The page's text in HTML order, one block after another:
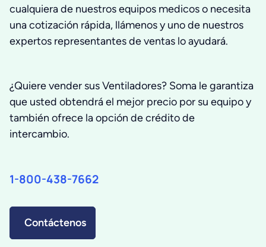
cualquiera de nuestros equipos medicos o necesita
una cotización rápida, llámenos y uno de nuestros
expertos representantes de ventas lo ayudará.
¿Quiere vender sus Ventiladores? Soma le garantiza
que usted obtendrá el mejor precio por su equipo y
también ofrece la opción de crédito de
intercambio.
1-800-438-7662
Contáctenos